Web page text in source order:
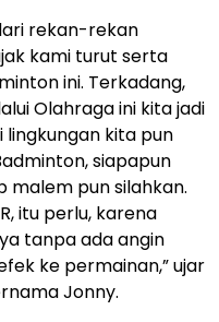
rekan-rekan
kami turut serta
ini. Terkadang,
Olahraga ini kita jadi
lingkungan kita pun
siapapun
malem pun silahkan.
itu perlu, karena
tanpa ada angin
ke permainan,” ujar
Jonny.